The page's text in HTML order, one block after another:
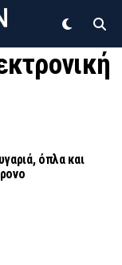
όπλα και